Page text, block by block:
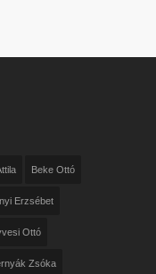
Beke Ottó
Erzsébet
Ottó
Zsóka